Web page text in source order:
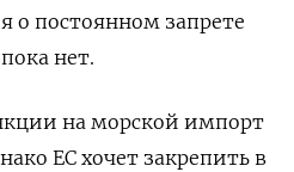
о постоянном запрете
нет.
на морской импорт
ЕС хочет закрепить в